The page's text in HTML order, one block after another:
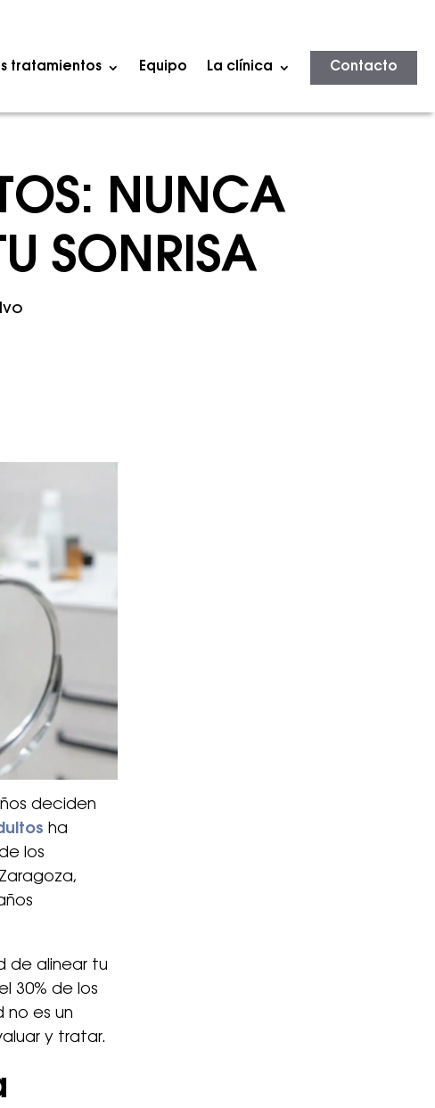
tratamientos Equipo La clínica Contacto
NUNCA
SONRISA
deciden
ha
los
de alinear tu
30% de los
no es un
y tratar.